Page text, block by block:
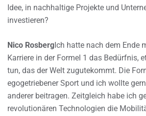
Idee, in nachhaltige Projekte und
investieren?
Nico RosbergIch hatte nach dem Ende
Karriere in der Formel 1 das Bedürfnis,
tun, das der Welt zugutekommt. Die
egogetriebener Sport und ich wollte
anderer beitragen. Zeitgleich habe ich
revolutionären Technologien die